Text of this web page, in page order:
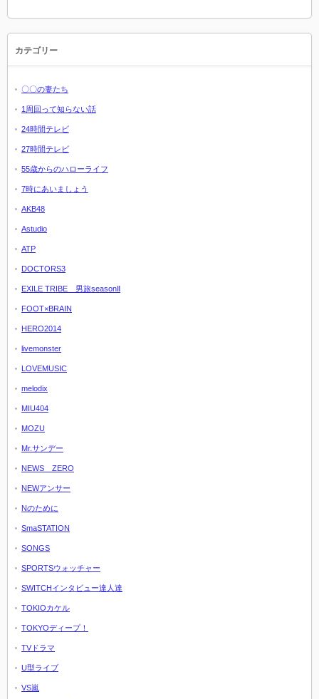
カテゴリー
〇〇の妻たち
1周回って知らない話
24時間テレビ
27時間テレビ
55歳からのハローライフ
7時にあいましょう
AKB48
Astudio
ATP
DOCTORS3
EXILE TRIBE 男旅seasonⅡ
FOOT×BRAIN
HERO2014
livemonster
LOVEMUSIC
melodix
MIU404
MOZU
Mr.サンデー
NEWS ZERO
NEWアンサー
Nのために
SmaSTATION
SONGS
SPORTSウォッチャー
SWITCHインタビュー達人達
TOKIOカケル
TOKYOディープ！
TVドラマ
U型ライブ
VS嵐